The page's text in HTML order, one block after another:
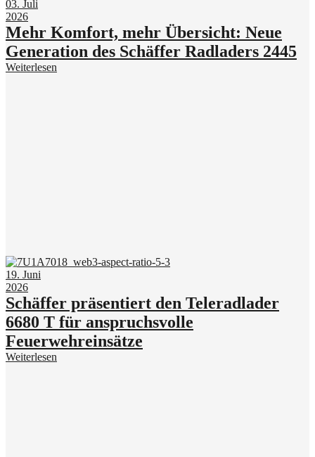
03. Juli
2026
Mehr Komfort, mehr Übersicht: Neue
Generation des Schäffer Radladers 2445
Weiterlesen
19. Juni
2026
Schäffer präsentiert den Teleradlader
6680 T für anspruchsvolle
Feuerwehreinsätze
Weiterlesen